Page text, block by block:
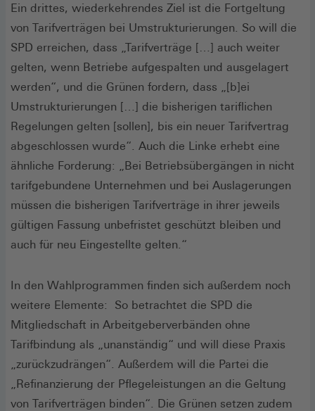
Ein drittes, wiederkehrendes Ziel ist die Fortgeltung
von Tarifverträgen bei Umstrukturierungen. So will die
SPD erreichen, dass „Tarifverträge […] auch weiter
gelten, wenn Betriebe aufgespalten und ausgelagert
werden“, und die Grünen fordern, dass „[b]ei
Umstrukturierungen […] die bisherigen tariflichen
Regelungen gelten [sollen], bis ein neuer Tarifvertrag
abgeschlossen wurde“. Auch die Linke erhebt eine
ähnliche Forderung: „Bei Betriebsübergängen in nicht
tarifgebundene Unternehmen und bei Auslagerungen
müssen die bisherigen Tarifverträge in ihrer jeweils
gültigen Fassung unbefristet geschützt bleiben und
auch für neu Eingestellte gelten.“
In den Wahlprogrammen finden sich außerdem noch
weitere Elemente: So betrachtet die SPD die
Mitgliedschaft in Arbeitgeberverbänden ohne
Tarifbindung als „unanständig“ und will diese Praxis
„zurückzudrängen“. Außerdem will die Partei die
„Refinanzierung der Pflegeleistungen an die Geltung
von Tarifverträgen binden“. Die Grünen setzen zudem